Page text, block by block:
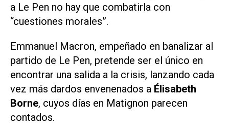
a Le Pen no hay que combatirla con
“cuestiones morales”.
Emmanuel Macron, empeñado en banalizar al
partido de Le Pen, pretende ser el único en
encontrar una salida a la crisis, lanzando cada
vez más dardos envenenados a Élisabeth
Borne, cuyos días en Matignon parecen
contados.